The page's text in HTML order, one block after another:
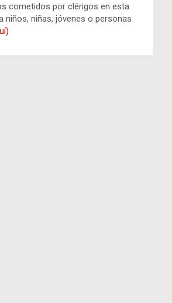
cometidos por clérigos en esta
niños, niñas, jóvenes o personas